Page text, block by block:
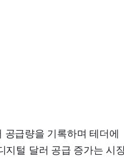
급량을 기록하며 테더에
지털 달러 공급 증가는 시